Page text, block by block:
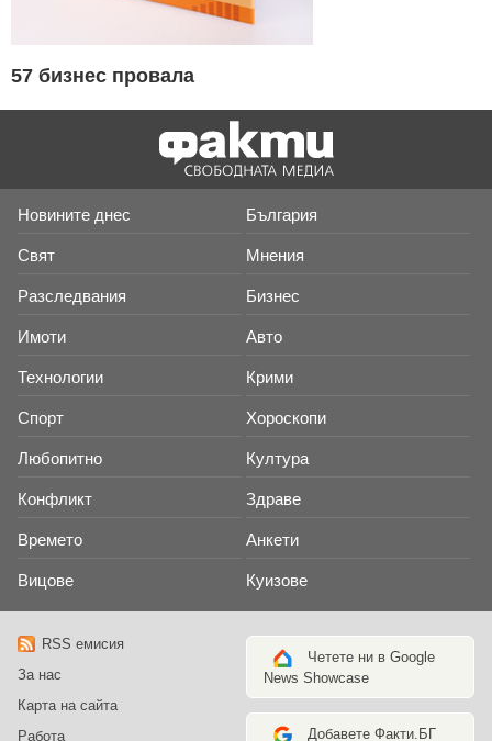
57 бизнес провала
Новините днес България
Свят Мнения
Разследвания Бизнес
Имоти Авто
Технологии Крими
Спорт Хороскопи
Любопитно Култура
Конфликт Здраве
Времето Анкети
Вицове Куизове
RSS емисия
За нас
Карта на сайта
Работа
Четете ни в Google
News Showcase
Добавете Факти.БГ